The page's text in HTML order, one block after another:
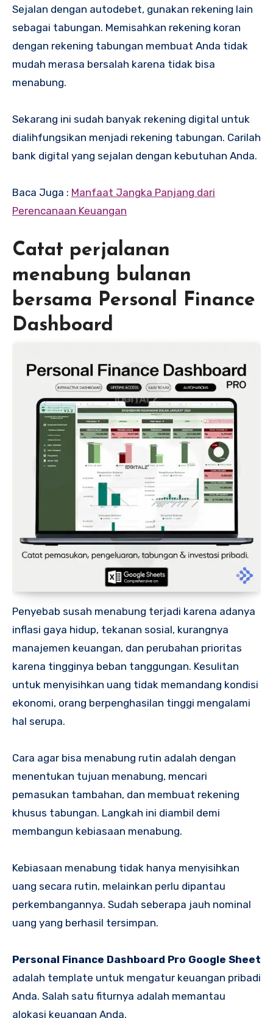
Sejalan dengan autodebet, gunakan rekening lain
sebagai tabungan. Memisahkan rekening koran
dengan rekening tabungan membuat Anda tidak
mudah merasa bersalah karena tidak bisa
menabung.
Sekarang ini sudah banyak rekening digital untuk
dialihfungsikan menjadi rekening tabungan. Carilah
bank digital yang sejalan dengan kebutuhan Anda.
Baca Juga : Manfaat Jangka Panjang dari
Perencanaan Keuangan
Catat perjalanan
menabung bulanan
bersama Personal Finance
Dashboard
Penyebab susah menabung terjadi karena adanya
inflasi gaya hidup, tekanan sosial, kurangnya
manajemen keuangan, dan perubahan prioritas
karena tingginya beban tanggungan. Kesulitan
untuk menyisihkan uang tidak memandang kondisi
ekonomi, orang berpenghasilan tinggi mengalami
hal serupa.
Cara agar bisa menabung rutin adalah dengan
menentukan tujuan menabung, mencari
pemasukan tambahan, dan membuat rekening
khusus tabungan. Langkah ini diambil demi
membangun kebiasaan menabung.
Kebiasaan menabung tidak hanya menyisihkan
uang secara rutin, melainkan perlu dipantau
perkembangannya. Sudah seberapa jauh nominal
uang yang berhasil tersimpan.
Personal Finance Dashboard Pro Google Sheet
adalah template untuk mengatur keuangan pribadi
Anda. Salah satu fiturnya adalah memantau
alokasi keuangan Anda.